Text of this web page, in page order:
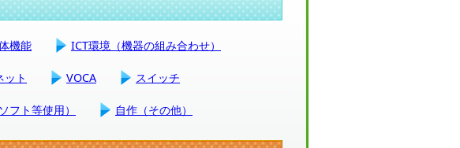
機能 ICT環境（機器の組み合わせ）
ット VOCA スイッチ
フト等使用） 自作（その他）